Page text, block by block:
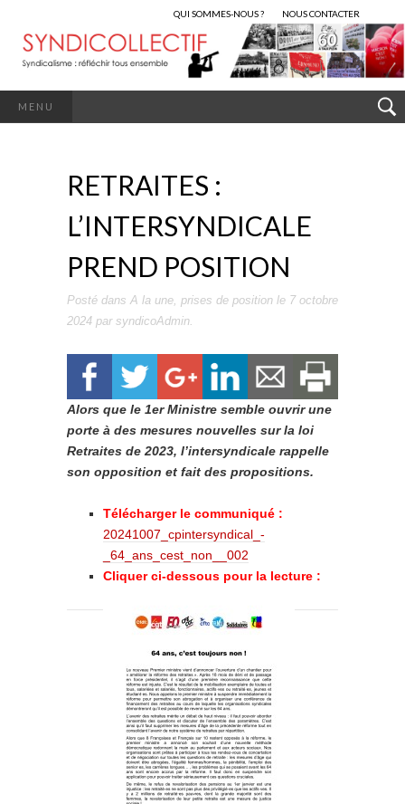
QUI SOMMES-NOUS ? NOUS CONTACTER
MENU
RETRAITES :
L’INTERSYNDICALE
PREND POSITION
Posté dans A la une, prises de position le 7 octobre
2024 par syndicoAdmin.
Alors que le 1er Ministre semble ouvrir une
porte à des mesures nouvelles sur la loi
Retraites de 2023, l’intersyndicale rappelle
son opposition et fait des propositions.
Télécharger le communiqué :
20241007_cpintersyndical_-
_64_ans_cest_non__002
Cliquer ci-dessous pour la lecture :